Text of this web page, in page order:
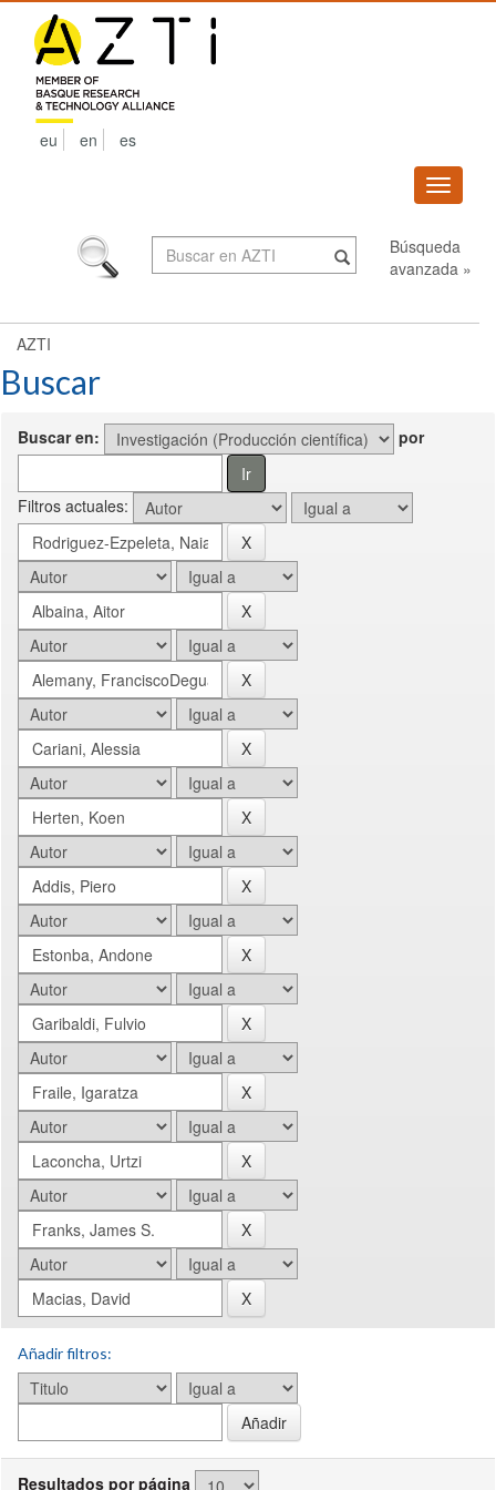
navigation
eu en es
Búsqueda
avanzada »
AZTI
Buscar
Buscar en: por
Filtros actuales:
Añadir filtros:
Resultados por página